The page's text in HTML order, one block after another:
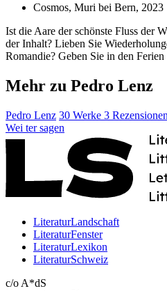
Cosmos, Muri bei Bern, 2023
Ist die Aare der schönste Fluss der
der Inhalt? Lieben Sie
Romandie? Geben Sie in den
Mehr zu Pedro Lenz
Pedro Lenz 30 Werke 3 Rezensionen
Wei ter sagen
LiteraturLandschaft
LiteraturFenster
LiteraturLexikon
LiteraturSchweiz
c/o A*dS